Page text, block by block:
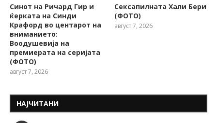
Синот на Ричард Гир и
ќерката на Синди
Крафорд во центарот на
вниманието:
Воодушевија на
премиерата на серијата
(ФОТО)
август 7, 2026
Сексапилната Хали Бери
(ФОТО)
август 7, 2026
НАЈЧИТАНИ